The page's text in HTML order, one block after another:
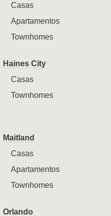
Casas
Apartamentos
Townhomes
Haines City
Casas
Townhomes
Maitland
Casas
Apartamentos
Townhomes
Orlando